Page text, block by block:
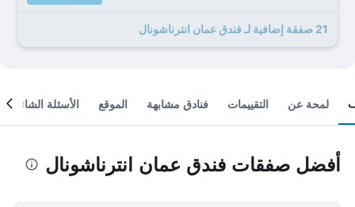
21 صفقة إضافية لـ فندق عمان انترناشونال
لمحة عن التقييمات فنادق مشابهة الموقع الأسئلة الشائعة
أفضل صفقات فندق عمان انترناشونال